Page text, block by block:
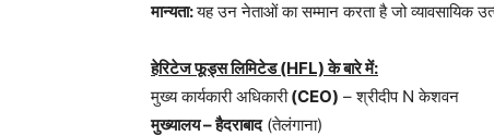
मान्यता:यह उन नेताओं का सम्मान करता है जो व्यावसायिक
हेरिटेज फूड्स लिमिटेड (HFL) के बारे में:
मुख्य कार्यकारी अधिकारी(CEO) – श्रीदीप N केशवन
मुख्यालय – हैदराबाद(तेलंगाना)